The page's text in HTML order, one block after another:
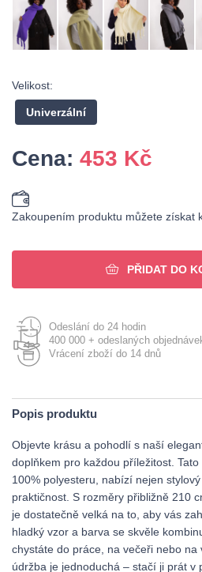
Velikost:
Univerzální
Cena: 453 Kč
Zakoupením produktu můžete získat
PŘIDAT DO
Odeslání do 24 hodin
400 000 + odeslaných
Vrácení zboží do 14 dnů
Popis produktu
Objevte krásu a pohodlí s naší
doplňkem pro každou příležitost.
100% polyesteru, nabízí nejen
praktičnost. S rozměry přibližně 210
je dostatečně velká na to, aby vás
hladký vzor a barva se skvěle
chystáte do práce, na večeři nebo
údržba je jednoduchá – stačí ji prát v